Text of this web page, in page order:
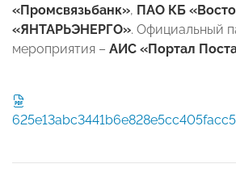
«Промсвязьбанк», ПАО КБ
«ЯНТАРЬЭНЕРГО». Официальный
мероприятия – АИС «Портал